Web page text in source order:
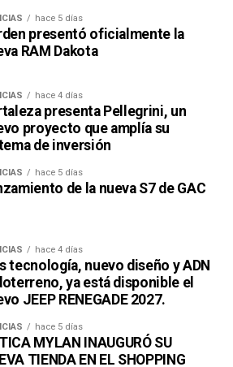
hace 5 días
presentó oficialmente la
RAM Dakota
hace 4 días
presenta Pellegrini, un
proyecto que amplía su
de inversión
hace 5 días
de la nueva S7 de GAC
hace 4 días
tecnología, nuevo diseño y ADN
ya está disponible el
JEEP RENEGADE 2027.
hace 5 días
MYLAN INAUGURÓ SU
TIENDA EN EL SHOPPING